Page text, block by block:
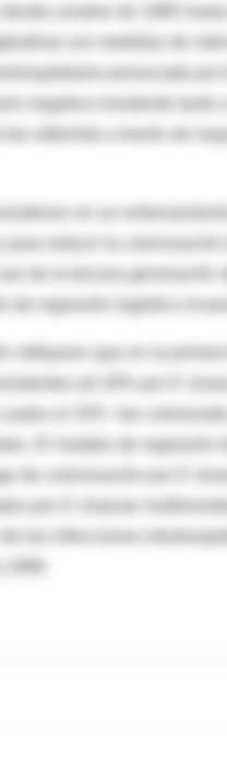
octubre de 1995
con medidas de
negativa resistente
obtenida a través de
en un
para reducir la
de la tercera generación
de regresión logístico
reflejaron que en la
El modelo de
de colonización por